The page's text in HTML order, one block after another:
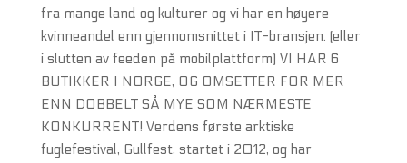
fra mange land og kulturer og vi har en høyere
kvinneandel enn gjennomsnittet i IT-bransjen. (eller
i slutten av feeden på mobilplattform) VI HAR 6
BUTIKKER I NORGE, OG OMSETTER FOR MER
ENN DOBBELT SÅ MYE SOM NÆRMESTE
KONKURRENT! Verdens første arktiske
fuglefestival, Gullfest, startet i 2012, og har